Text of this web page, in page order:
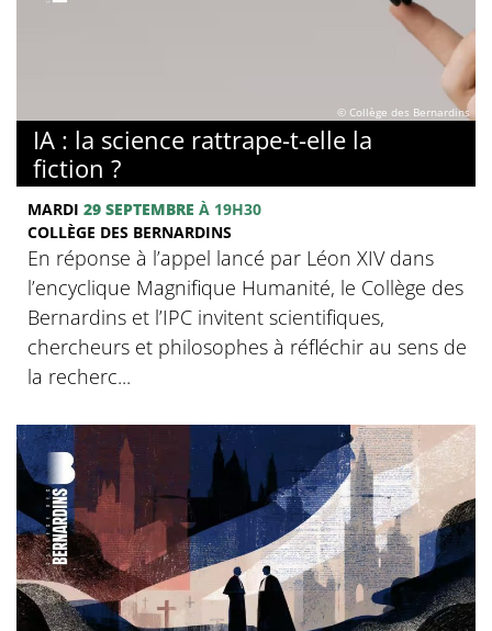
© Collège des Bernardins
IA : la science rattrape-t-elle la
fiction ?
MARDI 29 SEPTEMBRE À 19H30
COLLÈGE DES BERNARDINS
En réponse à l’appel lancé par Léon XIV dans
l’encyclique Magnifique Humanité, le Collège des
Bernardins et l’IPC invitent scientifiques,
chercheurs et philosophes à réfléchir au sens de
la recherc...